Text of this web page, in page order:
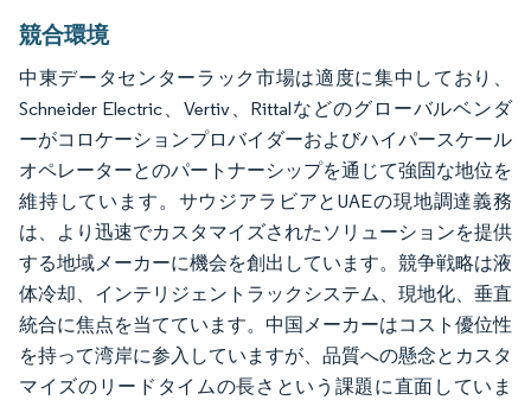
競合環境
中東データセンターラック市場は適度に集中しており、
Schneider Electric、Vertiv、Rittalなどのグローバルベンダ
ーがコロケーションプロバイダーおよびハイパースケール
オペレーターとのパートナーシップを通じて強固な地位を
維持しています。サウジアラビアとUAEの現地調達義務
は、より迅速でカスタマイズされたソリューションを提供
する地域メーカーに機会を創出しています。競争戦略は液
体冷却、インテリジェントラックシステム、現地化、垂直
統合に焦点を当てています。中国メーカーはコスト優位性
を持って湾岸に参入していますが、品質への懸念とカスタ
マイズのリードタイムの長さという課題に直面していま